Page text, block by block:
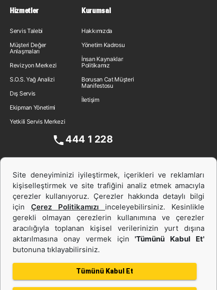
Hizmetler
Servis Talebi
Müşteri Değer
Anlaşmaları
Revizyon Merkezi
S.O.S. Yağ Analizi
Dış Servis
Ekipman Yönetimi
Yetkili Servis Merkezi
Kurumsal
Hakkımızda
Yönetim Kadrosu
İnsan Kaynakları
Politikamız
Borusan Cat Müşteri
Manifestosu
İletişim
444 1 228
İş Makinası ve Güç Sistemleri
İkinci el ve Kiralama
Site deneyiminizi iyileştirmek, içerikleri ve reklamları
kişiselleştirmek ve site trafiğini analiz etmek amacıyla
çerezler kullanıyoruz. Çerezler hakkında detaylı bilgi
için Çerez Politikamızı inceleyebilirsiniz. Kesinlikle
gerekli olmayan çerezlerin kullanımına ve çerezler
aracılığıyla toplanan kişisel verilerinizin yurt dışına
aktarılmasına onay vermek için'Tümünü Kabul Et'
butonuna tıklayabilirsiniz.
Tümünü Kabul Et